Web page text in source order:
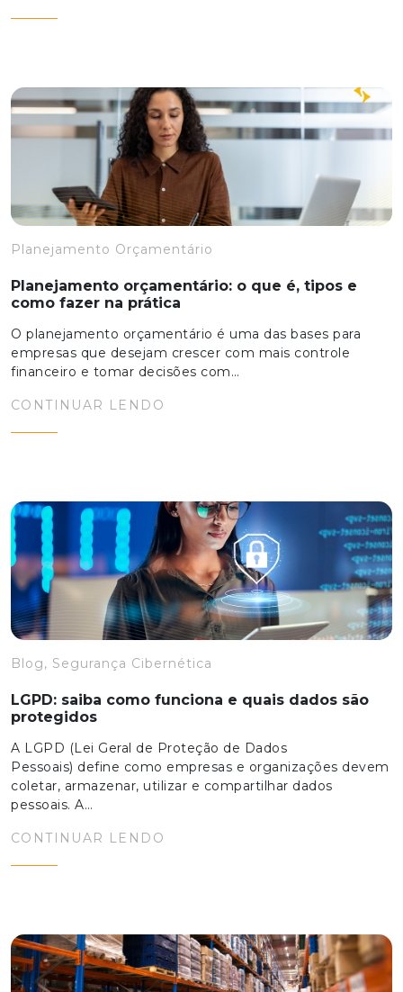
Planejamento Orçamentário
Planejamento orçamentário: o que é, tipos e
como fazer na prática
O planejamento orçamentário é uma das bases para
empresas que desejam crescer com mais controle
financeiro e tomar decisões com…
CONTINUAR LENDO
Blog, Segurança Cibernética
LGPD: saiba como funciona e quais dados são
protegidos
A LGPD (Lei Geral de Proteção de Dados
Pessoais) define como empresas e organizações devem
coletar, armazenar, utilizar e compartilhar dados
pessoais. A…
CONTINUAR LENDO